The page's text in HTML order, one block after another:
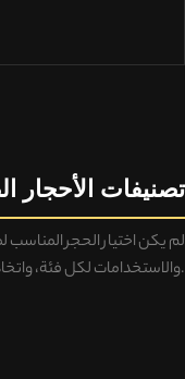
تصنيفات الأحجار
لم يكن اختيار الحجر
والاستخدامات لكل فئة،.